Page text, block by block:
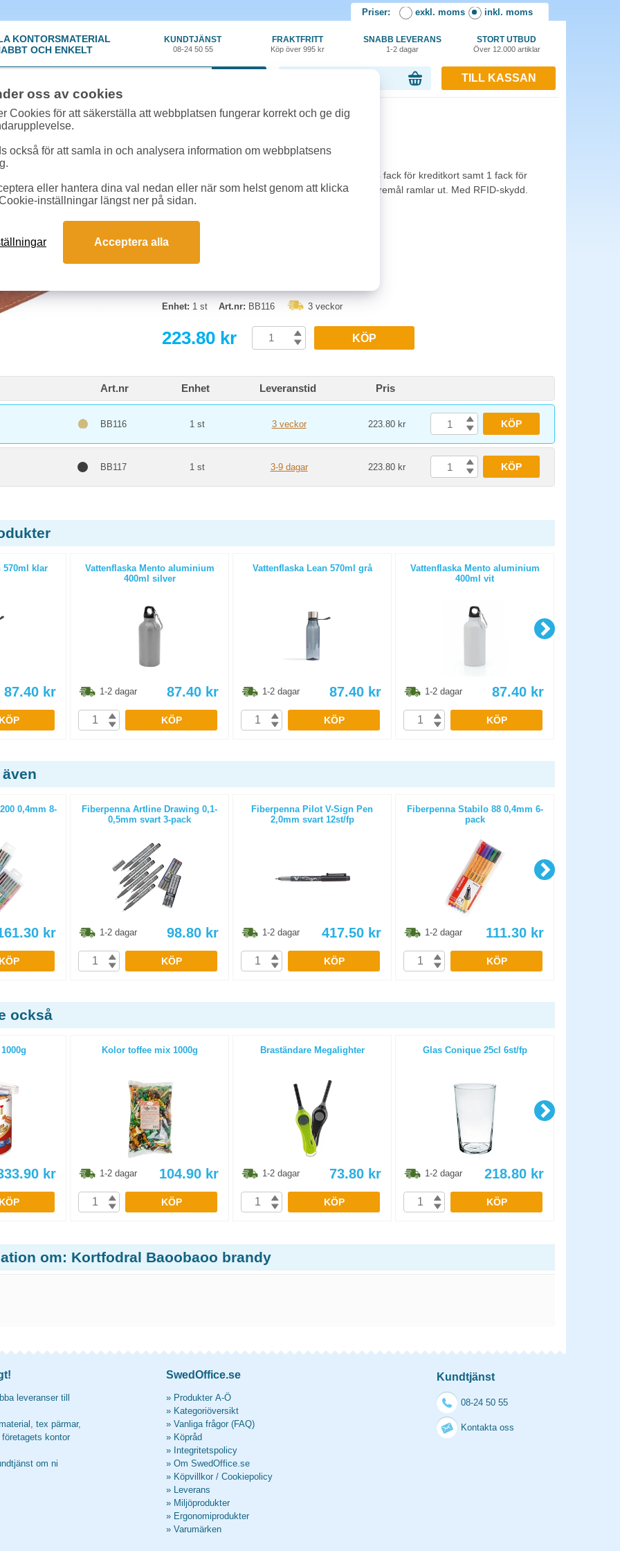
Priser: exkl. moms inkl. moms
KONTORSMATERIAL
OCH ENKELT
KUNDTJÄNST
08-24 50 55
FRAKTFRITT
Köp över 995 kr
SNABB LEVERANS
1-2 dagar
STORT UTBUD
Över 12.000 artiklar
TILL KASSAN
»Presenter »Kortfodral Baoobaoo brandy
Kortfodral Baoobaoo brandy
Smidigt och elegant kortfodral i buffelskinn. Med 4 fack för kreditkort samt 1 fack för
sedlar, kvitton etc. Knäppe förhindrar att viktiga föremål ramlar ut. Med RFID-skydd.
Mått: 10x7,5cm.
Enhet: 1 st Art.nr: BB116 3 veckor
223.80 kr KÖP
Art.nr Enhet Leveranstid Pris
BB116 1 st 3 veckor 223.80 kr KÖP
BB117 1 st 3-9 dagar 223.80 kr KÖP
570ml klar
87.40 kr
KÖP
Vattenflaska Mento aluminium
400ml silver
1-2 dagar 87.40 kr
KÖP
Vattenflaska Lean 570ml grå
1-2 dagar 87.40 kr
KÖP
Vattenflaska Mento aluminium
400ml vit
1-2 dagar 87.40 kr
KÖP
0,4mm 8-
kr
KÖP
Fiberpenna Artline Drawing 0,1-
0,5mm svart 3-pack
1-2 dagar 98.80 kr
KÖP
Fiberpenna Pilot V-Sign Pen
2,0mm svart 12st/fp
1-2 dagar 417.50 kr
KÖP
Fiberpenna Stabilo 88 0,4mm 6-
pack
1-2 dagar 111.30 kr
KÖP
också
kr
KÖP
Kolor toffee mix 1000g
1-2 dagar 104.90 kr
KÖP
Braständare Megalighter
1-2 dagar 73.80 kr
KÖP
Glas Conique 25cl 6st/fp
1-2 dagar 218.80 kr
KÖP
om: Kortfodral Baoobaoo brandy
leveranser till
tex pärmar,
kontor
om ni
SwedOffice.se
» Produkter A-Ö
» Kategoriöversikt
» Vanliga frågor (FAQ)
» Köpråd
» Integritetspolicy
» Om SwedOffice.se
» Köpvillkor / Cookiepolicy
» Leverans
» Miljöprodukter
» Ergonomiprodukter
» Varumärken
Kundtjänst
08-24 50 55
Kontakta oss
oss av cookies
Cookies för att säkerställa att webbplatsen fungerar korrekt och ge dig
också för att samla in och analysera information om webbplatsens
eller hantera dina val nedan eller när som helst genom att klicka
inställningar längst ner på sidan.
Acceptera alla